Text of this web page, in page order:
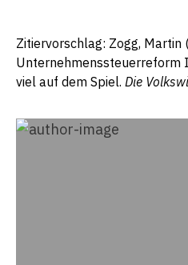
Zitiervorschlag: Zogg, Martin
Unternehmenssteuerreform
viel auf dem Spiel. Die